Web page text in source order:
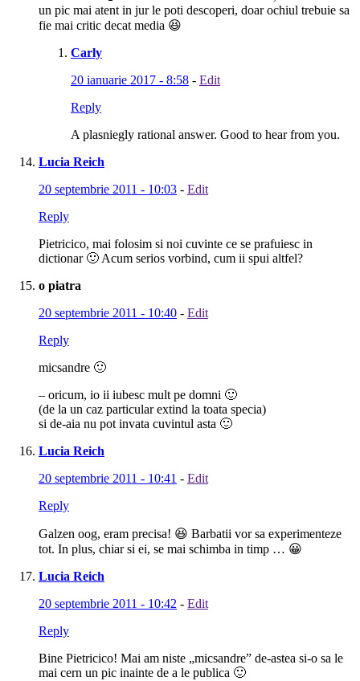
un pic mai atent in jur le poti descoperi, doar ochiul trebuie sa
fie mai critic decat media 😆
Carly
20 ianuarie 2017 - 8:58 - Edit
Reply
A plasniegly rational answer. Good to hear from you.
Lucia Reich
20 septembrie 2011 - 10:03 - Edit
Reply
Pietricico, mai folosim si noi cuvinte ce se prafuiesc in
dictionar 🙂 Acum serios vorbind, cum ii spui altfel?
o piatra
20 septembrie 2011 - 10:40 - Edit
Reply
micsandre 🙂
– oricum, io ii iubesc mult pe domni 🙂
(de la un caz particular extind la toata specia)
si de-aia nu pot invata cuvintul asta 🙂
Lucia Reich
20 septembrie 2011 - 10:41 - Edit
Reply
Galzen oog, eram precisa! 😆 Barbatii vor sa experimenteze
tot. In plus, chiar si ei, se mai schimba in timp … 😀
Lucia Reich
20 septembrie 2011 - 10:42 - Edit
Reply
Bine Pietricico! Mai am niste „micsandre” de-astea si-o sa le
mai cern un pic inainte de a le publica 🙂